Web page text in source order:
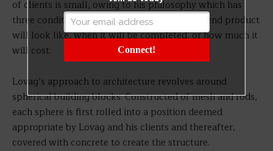
of clients is small, owing to his philosophy which has
three conditions: he does not know what the end product
will look like, when it will be completed, or how much it
will cost.
Lovag’s approach to architecture revolves around
spherical building blocks. Constructed of mesh and rods,
each sphere is first rolled into a position deemed
appropriate by Lovag and his clients and thereafter,
covered with concrete to create the structure.
Connect!